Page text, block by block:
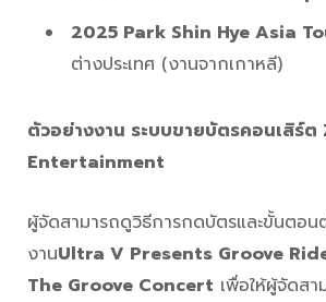
2025 Park Shin Hye Asia
ต่างประเทศ (งานจากเกาหลี)
ตัวอย่างงาน ระบบขายบัตรคอนเสิร์
Entertainment
ผู้จัดสามารถดูวิธีการกดบัตรและขั้นตอน
งานUltra V Presents Groove
The Groove Concert เพื่อให้ผู้จัดสา